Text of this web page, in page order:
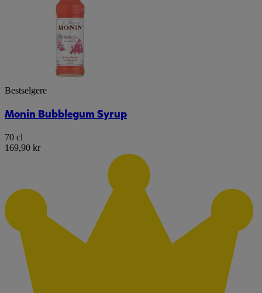
Bestselgere
Monin Bubblegum Syrup
70 cl
169,90 kr